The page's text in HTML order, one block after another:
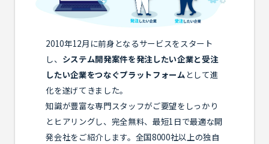
2010年12月に前身となるサービスをスタート
し、 システム開発案件を発注したい企業と受注
したい企業をつなぐプラットフォーム として進
化を遂げてきました。
知識が豊富な専門スタッフがご要望をしっかり
とヒアリングし、完全無料、最短1日で最適な開
発会社をご紹介します。全国8000社以上の独自